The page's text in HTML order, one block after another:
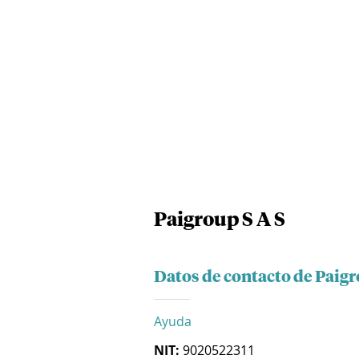
Paigroup S A S
Datos de contacto de
Ayuda
NIT: 9020522311